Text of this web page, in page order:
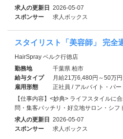
求人の更新日 2026-05-07
スポンサー
求人ボックス
スタイリスト「美容師」 完全
HairSpray ベルク行徳店
勤務地
千葉県 柏市
給与タイプ
月給21万6,480円～50万円
雇用形態
正社員 / アルバイト・パー
【仕事内容】<妙典> ライフスタイルに
問・集客バッチリ・好立地サロン・シフ
求人の更新日 2026-05-07
スポンサー
求人ボックス